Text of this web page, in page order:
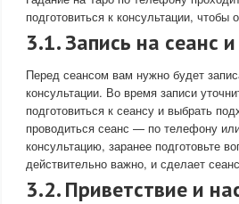
подготовиться к консультации,
3.1. Запись на сеанс
Перед сеансом вам нужно будет
консультации. Во время записи
подготовиться к сеансу и выбрать
проводиться сеанс — по телефону
консультацию, заранее подготовьте
действительно важно, и сделает
3.2. Приветствие и